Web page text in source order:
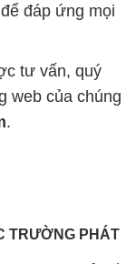
đáp ứng mọi
tư vấn, quý
web của chúng
.
TRƯỜNG PHÁT